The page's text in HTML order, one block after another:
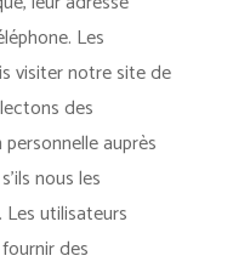
Les
visiter notre site de
des
auprès
nous les
utilisateurs
des